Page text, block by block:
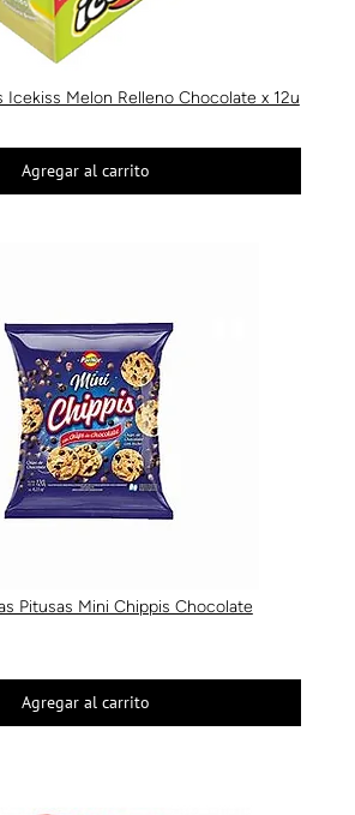
Icekiss Melon Relleno Chocolate x 12u
Agregar al carrito
Pitusas Mini Chippis Chocolate
Agregar al carrito